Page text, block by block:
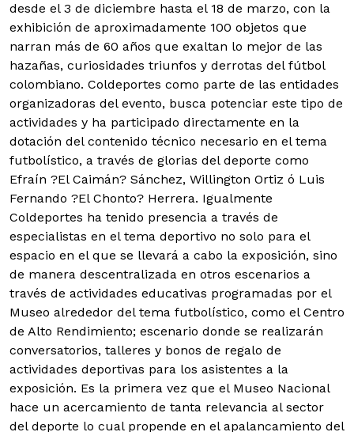
desde el 3 de diciembre hasta el 18 de marzo, con la
exhibición de aproximadamente 100 objetos que
narran más de 60 años que exaltan lo mejor de las
hazañas, curiosidades triunfos y derrotas del fútbol
colombiano. Coldeportes como parte de las entidades
organizadoras del evento, busca potenciar este tipo de
actividades y ha participado directamente en la
dotación del contenido técnico necesario en el tema
futbolístico, a través de glorias del deporte como
Efraín ?El Caimán? Sánchez, Willington Ortiz ó Luis
Fernando ?El Chonto? Herrera. Igualmente
Coldeportes ha tenido presencia a través de
especialistas en el tema deportivo no solo para el
espacio en el que se llevará a cabo la exposición, sino
de manera descentralizada en otros escenarios a
través de actividades educativas programadas por el
Museo alrededor del tema futbolístico, como el Centro
de Alto Rendimiento; escenario donde se realizarán
conversatorios, talleres y bonos de regalo de
actividades deportivas para los asistentes a la
exposición. Es la primera vez que el Museo Nacional
hace un acercamiento de tanta relevancia al sector
del deporte lo cual propende en el apalancamiento del